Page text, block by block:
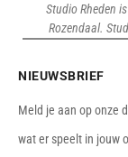
Studio Rheden
Rozendaal.
NIEUWSBRIEF
Meld je aan op onze
wat er speelt in jouw